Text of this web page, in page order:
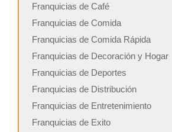
Franquicias de Café
Franquicias de Comida
Franquicias de Comida Rápida
Franquicias de Decoración y Hogar
Franquicias de Deportes
Franquicias de Distribución
Franquicias de Entretenimiento
Franquicias de Exito